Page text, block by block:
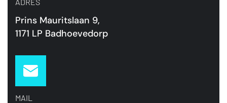
Prins Mauritslaan 9,
1171 LP Badhoevedorp
MAIL